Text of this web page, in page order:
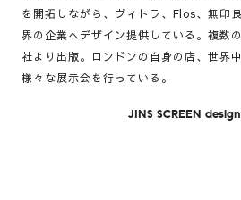
を開拓しながら、ヴィトラ、Flos、無印
界の企業へデザイン提供している。複数
社より出版。ロンドンの自身の店、世界
様々な展示会を行っている。
JINS SCREEN